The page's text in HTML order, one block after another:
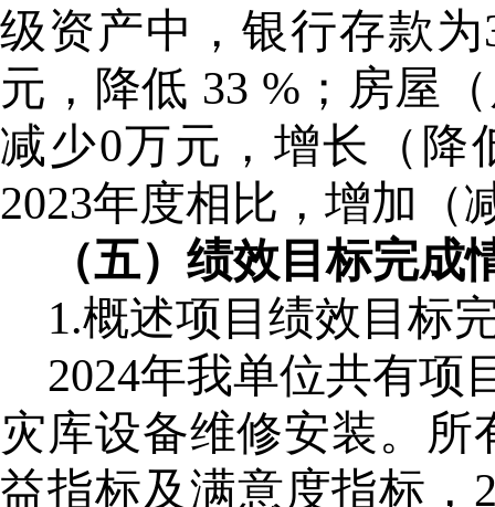
级资产中，银行存款为
元，降低 33 %；房屋
减少0万元，增长（降
2023年度相比，增加（
（五）绩效目标完成
1.概述项目绩效目标
2024年我单位共有项
灾库设备维修安装。 所
益指标及满意度指标，